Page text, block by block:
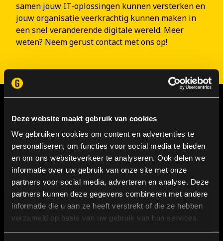
Deze website maakt gebruik van cookies
We gebruiken cookies om content en advertenties te
personaliseren, om functies voor social media te bieden
en om ons websiteverkeer te analyseren. Ook delen we
informatie over uw gebruik van onze site met onze
partners voor social media, adverteren en analyse. Deze
partners kunnen deze gegevens combineren met andere
informatie die u aan ze heeft verstrekt of die ze hebben
verzameld op basis van uw gebruik van hun services.
samen jouw IT-oplossingen kunnen versterken en
jouw organisatie veerkrachtig kunnen maken in
een snel veranderende digitale wereld. Meer
weten? Neem gerust contact met ons op!